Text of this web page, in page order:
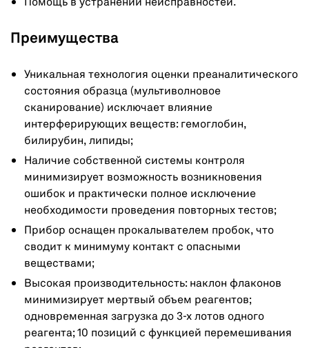
Помощь в устранении неисправностей.
Преимущества
Уникальная технология оценки преаналитического
состояния образца (мультиволновое
сканирование) исключает влияние
интерферирующих веществ: гемоглобин,
билирубин, липиды;
Наличие собственной системы контроля
минимизирует возможность возникновения
ошибок и практически полное исключение
необходимости проведения повторных тестов;
Прибор оснащен прокалывателем пробок, что
сводит к минимуму контакт с опасными
веществами;
Высокая производительность: наклон флаконов
минимизирует мертвый объем реагентов;
одновременная загрузка до 3-х лотов одного
реагента; 10 позиций с функцией перемешивания